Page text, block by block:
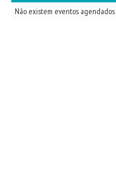
Não existem eventos agendados